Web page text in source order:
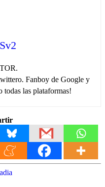
Fanboy de Google y
todas las plataformas!